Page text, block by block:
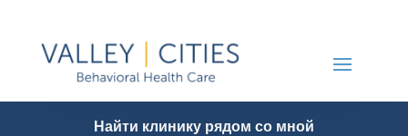
Найти клинику рядом со мной